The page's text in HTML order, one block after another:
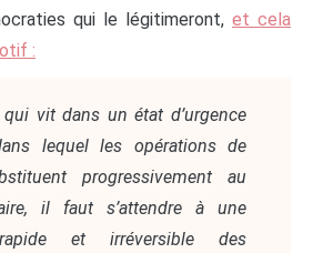
qui le légitimeront, et cela
:
vit dans un état d’urgence
lequel les opérations de
progressivement au
il faut s’attendre à une
et irréversible des